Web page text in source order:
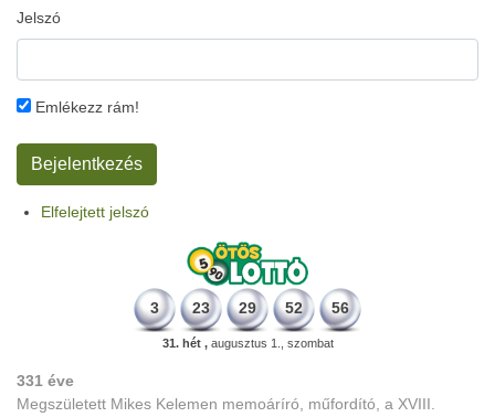
Jelszó
Emlékezz rám!
Elfelejtett jelszó
3 23 29 52 56
31. hét ,augusztus 1., szombat
331 éve
Megszületett Mikes Kelemen memoáríró, műfordító, a XVIII.